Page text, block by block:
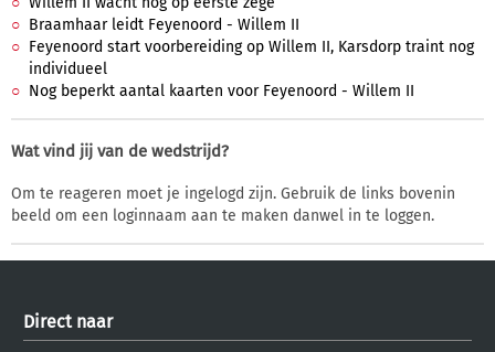
Braamhaar leidt Feyenoord - Willem II
Feyenoord start voorbereiding op Willem II, Karsdorp traint nog
individueel
Nog beperkt aantal kaarten voor Feyenoord - Willem II
Wat vind jij van de wedstrijd?
Om te reageren moet je ingelogd zijn. Gebruik de links bovenin
beeld om een loginnaam aan te maken danwel in te loggen.
Direct naar